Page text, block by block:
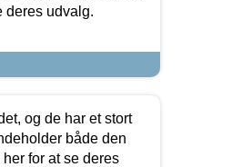
deres udvalg.
og de har et stort
både den
for at se deres